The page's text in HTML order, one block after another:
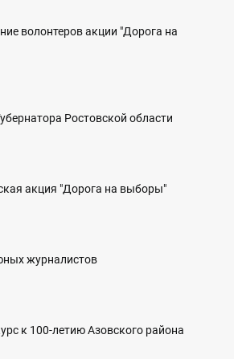
волонтеров акции "Дорога на
Ростовской области
акция "Дорога на выборы"
журналистов
к 100-летию Азовского района